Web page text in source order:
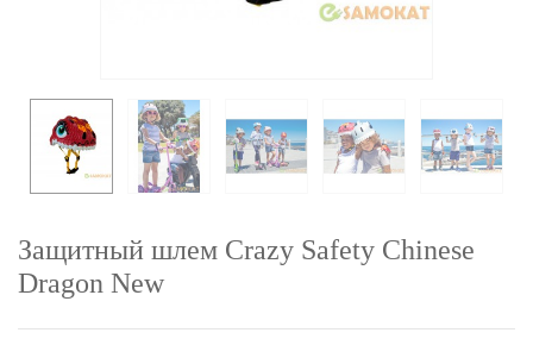
Защитный шлем Crazy Safety Chinese
Dragon New